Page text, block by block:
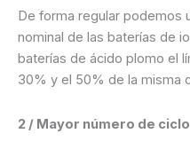
De forma regular podemos
nominal de las baterías de
baterías de ácido plomo el
30% y el 50% de la misma
2 / Mayor número de